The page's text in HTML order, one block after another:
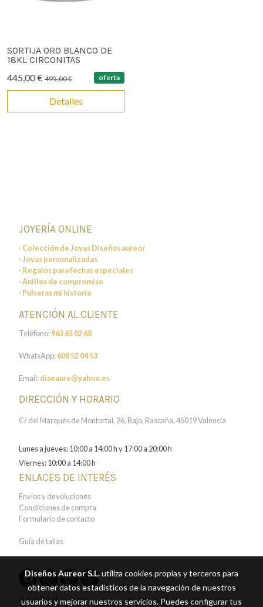
SORTIJA ORO BLANCO DE
18KL CIRCONITAS
445,00 € 495,00 € oferta
Detalles
JOYERÍA ONLINE
· Colección de Joyas Diseños aureor
· Joyas personalizadas
· Regalos para fechas especiales
· Anillos de compromiso
· Pulseras mi historia
ATENCIÓN AL CLIENTE
Teléfono:963 65 02 68
WhatsApp:608 52 04 53
Email:diseaure@yahoo.es
DIRECCIÓN Y HORARIO
C/ del Marqués de Montortal, 26, Bajo, Rascaña, 46019 Valencia
Lunes a jueves: 10:00 a 14:00 h y 17:00 a 20:00 h
Viernes: 10:00 a 14:00 h
ENLACES DE INTERÉS
Envíos y devoluciones
Condiciones de compra
Formulario de contacto
Guía de tallas
Aviso legal
Diseños Aureor S.L.utiliza cookies propias y terceros para
obtener datos estadísticos de la navegación de nuestros
usuarios y mejorar nuestros servicios. Puedes configurar tus